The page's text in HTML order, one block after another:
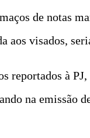
de notas
aos visados,
reportados à
na emissão